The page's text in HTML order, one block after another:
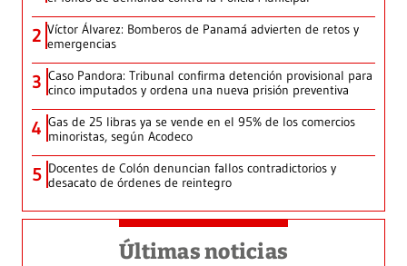
2 Víctor Álvarez: Bomberos de Panamá advierten de retos y
emergencias
3 Caso Pandora: Tribunal confirma detención provisional para
cinco imputados y ordena una nueva prisión preventiva
4 Gas de 25 libras ya se vende en el 95% de los comercios
minoristas, según Acodeco
5 Docentes de Colón denuncian fallos contradictorios y
desacato de órdenes de reintegro
Últimas noticias